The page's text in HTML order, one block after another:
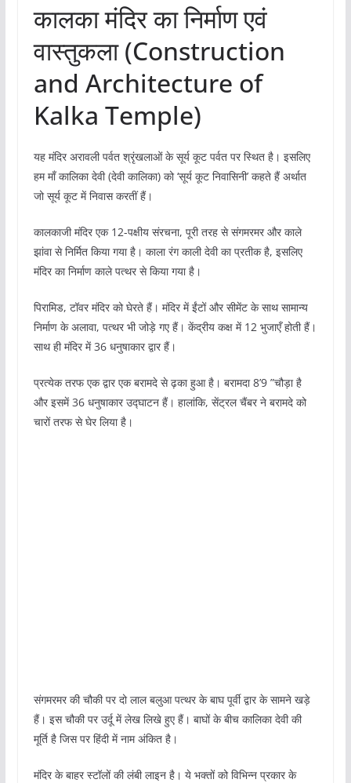
कालका मंदिर का निर्माण एवं
वास्तुकला (Construction
and Architecture of
Kalka Temple)
यह मंदिर अरावली पर्वत श्रृंखलाओं के सूर्य कूट पर्वत पर स्थित है। इसलिए
हम माँ कालिका देवी (देवी कालिका) को ‘सूर्य कूट निवासिनी’ कहते हैं अर्थात
जो सूर्य कूट में निवास करतीं हैं।
कालकाजी मंदिर एक 12-पक्षीय संरचना, पूरी तरह से संगमरमर और काले
झांवा से निर्मित किया गया है। काला रंग काली देवी का प्रतीक है, इसलिए
मंदिर का निर्माण काले पत्थर से किया गया है।
पिरामिड, टॉवर मंदिर को घेरते हैं। मंदिर में ईंटों और सीमेंट के साथ सामान्य
निर्माण के अलावा, पत्थर भी जोड़े गए हैं। केंद्रीय कक्ष में 12 भुजाएँ होती हैं।
साथ ही मंदिर में 36 धनुषाकार द्वार हैं।
प्रत्येक तरफ एक द्वार एक बरामदे से ढ़का हुआ है। बरामदा 8’9 ”चौड़ा है
और इसमें 36 धनुषाकार उद्घाटन हैं। हालांकि, सेंट्रल चैंबर ने बरामदे को
चारों तरफ से घेर लिया है।
संगमरमर की चौकी पर दो लाल बलुआ पत्थर के बाघ पूर्वी द्वार के सामने खड़े
हैं। इस चौकी पर उर्दू में लेख लिखे हुए हैं। बाघों के बीच कालिका देवी की
मूर्ति है जिस पर हिंदी में नाम अंकित है।
मंदिर के बाहर स्टॉलों की लंबी लाइन है। ये भक्तों को विभिन्न प्रकार के